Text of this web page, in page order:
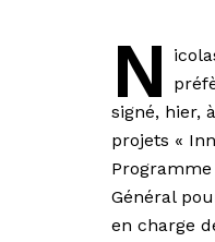
N
signé, hier,
projets «
Général
en charge